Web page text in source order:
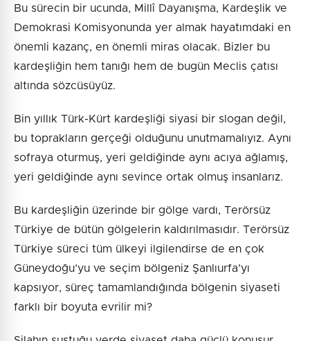
Bu sürecin bir ucunda, Millî Dayanışma, Kardeşlik ve
Demokrasi Komisyonunda yer almak hayatımdaki en
önemli kazanç, en önemli miras olacak. Bizler bu
kardeşliğin hem tanığı hem de bugün Meclis çatısı
altında sözcüsüyüz.
Bin yıllık Türk-Kürt kardeşliği siyasi bir slogan değil,
bu toprakların gerçeği olduğunu unutmamalıyız. Aynı
sofraya oturmuş, yeri geldiğinde aynı acıya ağlamış,
yeri geldiğinde aynı sevince ortak olmuş insanlarız.
Bu kardeşliğin üzerinde bir gölge vardı, Terörsüz
Türkiye de bütün gölgelerin kaldırılmasıdır. Terörsüz
Türkiye süreci tüm ülkeyi ilgilendirse de en çok
Güneydoğu’yu ve seçim bölgeniz Şanlıurfa’yı
kapsıyor, süreç tamamlandığında bölgenin siyaseti
farklı bir boyuta evrilir mi?